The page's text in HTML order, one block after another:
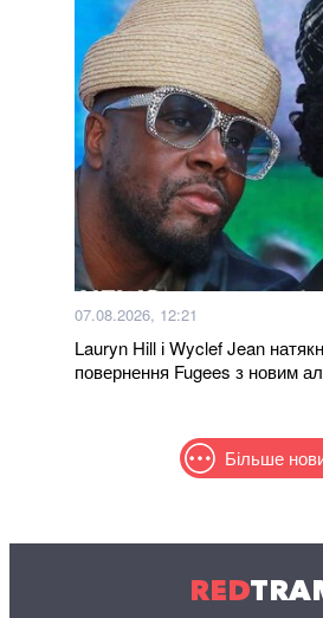
07.08.2026, 12:21
Lauryn Hill і Wyclef Jean
повернення Fugees з новим
Більше
RED